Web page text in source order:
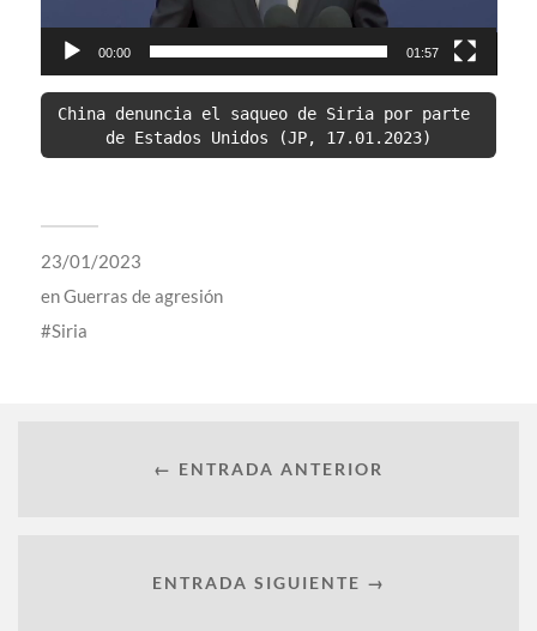
00:00 01:57
China denuncia el saqueo de Siria por parte
de Estados Unidos (JP, 17.01.2023)
23/01/2023
enGuerras de agresión
Siria
← ENTRADA ANTERIOR
ENTRADA SIGUIENTE →